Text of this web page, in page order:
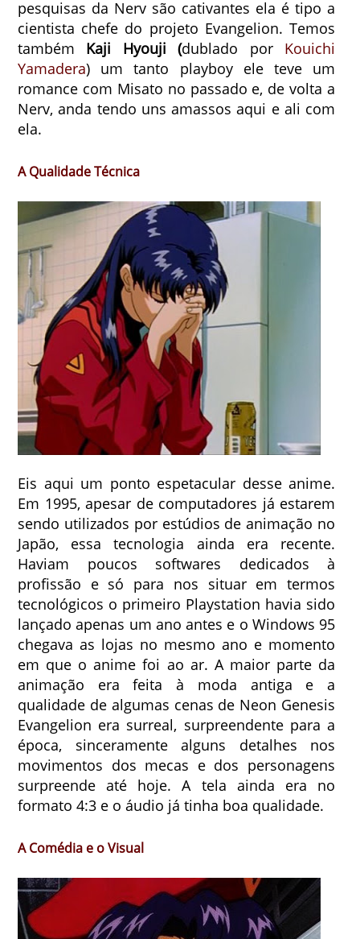
pesquisas da Nerv são cativantes ela é tipo a
cientista chefe do projeto Evangelion. Temos
também Kaji Hyouji (dublado por Kouichi
Yamadera) um tanto playboy ele teve um
romance com Misato no passado e, de volta a
Nerv, anda tendo uns amassos aqui e ali com
ela.
A Qualidade Técnica
Eis aqui um ponto espetacular desse anime.
Em 1995, apesar de computadores já estarem
sendo utilizados por estúdios de animação no
Japão, essa tecnologia ainda era recente.
Haviam poucos softwares dedicados à
profissão e só para nos situar em termos
tecnológicos o primeiro Playstation havia sido
lançado apenas um ano antes e o Windows 95
chegava as lojas no mesmo ano e momento
em que o anime foi ao ar. A maior parte da
animação era feita à moda antiga e a
qualidade de algumas cenas de Neon Genesis
Evangelion era surreal, surpreendente para a
época, sinceramente alguns detalhes nos
movimentos dos mecas e dos personagens
surpreende até hoje. A tela ainda era no
formato 4:3 e o áudio já tinha boa qualidade.
A Comédia e o Visual